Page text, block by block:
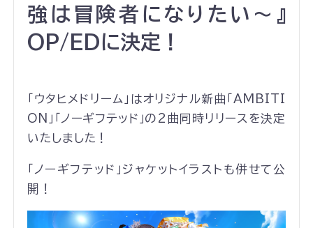
強は冒険者になりたい〜』
OP/EDに決定！
「ウタヒメドリーム」はオリジナル新曲「AMBITI
ON」「ノーギフテッド」の2曲同時リリースを決定
いたしました！
「ノーギフテッド」ジャケットイラストも併せて公
開！